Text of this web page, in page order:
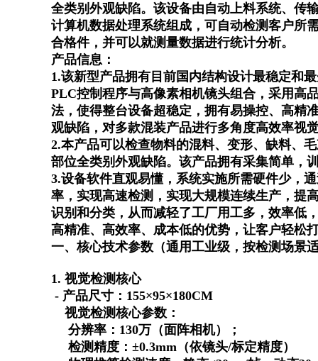
全类别外观缺陷。该设备由自动上料系统、传
计算机数据处理系统组成，可自动检测客户所
合格件，并可以就测量数据进行统计分析。
产品信息：
1.该新型产品拥有目前国内结构设计最稳定和
PLC控制程序与高像素相机镜头组合，采用高
法，使得整台设备超稳定，拥有易操控、高精
观缺陷，对多款混装产品进行多角度高效率视
2.本产品可以检查物料的混料、变形、缺料、
部位全类别外观缺陷。该产品拥有采集简单，
3.设备软件直观易懂，系统实施所需硬件少，
率，实现高速检测，实现大规模连续生产，提
识别和分类，从而减轻了工厂用工多，效率低
高精准、高效率、成本低的优势，让客户轻松
一、核心技术参数（通用工业级，按检测场景
1. 视觉检测核心
- 产品尺寸：155×95×180CM
视觉检测核心参数：
分辨率： 130万（面阵相机）；
检测精度： ±0.3mm（依镜头/标定精度）